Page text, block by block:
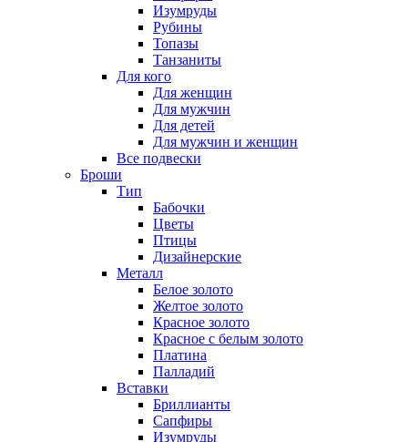
Изумруды
Рубины
Топазы
Танзаниты
Для кого
Для женщин
Для мужчин
Для детей
Для мужчин и женщин
Все подвески
Броши
Тип
Бабочки
Цветы
Птицы
Дизайнерские
Металл
Белое золото
Желтое золото
Красное золото
Красное с белым золото
Платина
Палладий
Вставки
Бриллианты
Сапфиры
Изумруды